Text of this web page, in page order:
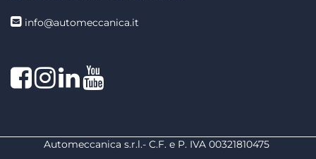
info@automeccanica.it
FacebookInstagram
linkedin
Automeccanica s.r.l.- C.F. e P. IVA 00321810475